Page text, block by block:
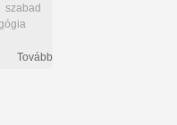
szabad
Tovább